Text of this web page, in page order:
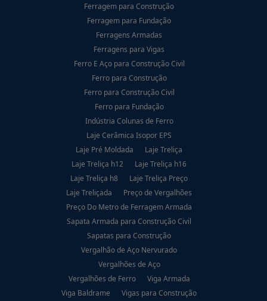
Ferragem para Construção
Ferragem para Fundação
Ferragens Armadas
Ferragens para Vigas
Ferro E Aço para Construção Civil
Ferro para Construção
Ferro para Construção Civil
Ferro para Fundação
Indústria Colunas de Ferro
Laje Cerâmica Isopor EPS
Laje Pré Moldada
Laje Treliça
Laje Treliça h12
Laje Treliça h16
Laje Treliça h8
Laje Treliça Preço
Laje Treliçada
Preço de Vergalhões
Preço Do Metro de Ferragem Armada
Sapata Armada para Construção Civil
Sapatas para Construção
Vergalhão de Aço Nervurado
Vergalhões de Aço
Vergalhões de Ferro
Viga Armada
Viga Baldrame
Vigas para Construção